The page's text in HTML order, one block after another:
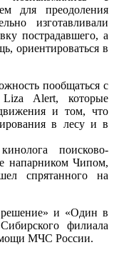
для преодоления
изготавливали
пострадавшего, а
ориентироваться в
пообщаться с
Liza Alert, которые
и том, что
в лесу и в
поисково-
напарником Чипом,
спрятанного на
и «Один в
филиала
МЧС России.